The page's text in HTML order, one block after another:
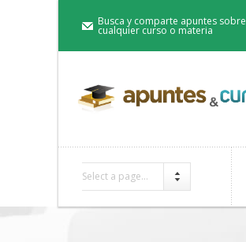
Busca y comparte apuntes sobre
cualquier curso o materia
Select a page...